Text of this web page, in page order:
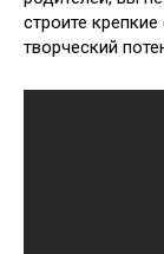
строите
творческий